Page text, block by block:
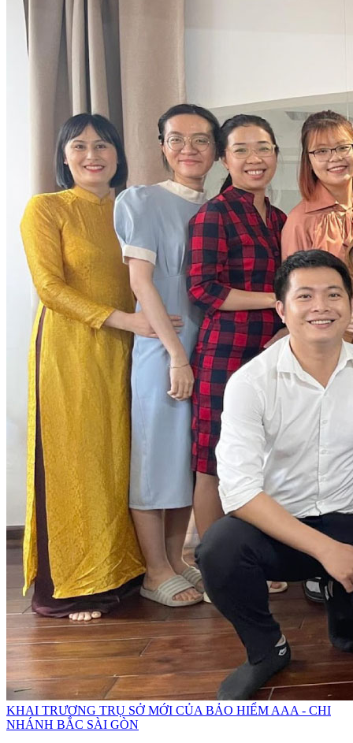
KHAI TRƯƠNG TRỤ SỞ MỚI CỦA BẢO HIỂM AAA - CHI
NHÁNH BẮC SÀI GÒN